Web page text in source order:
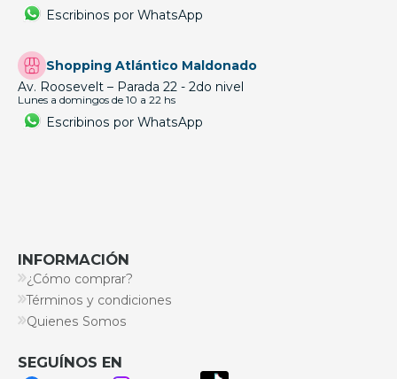
Escribinos por WhatsApp
Shopping Atlántico Maldonado
Av. Roosevelt – Parada 22 - 2do nivel
Lunes a domingos de 10 a 22 hs
Escribinos por WhatsApp
INFORMACIÓN
¿Cómo comprar?
Términos y condiciones
Quienes Somos
SEGUÍNOS EN